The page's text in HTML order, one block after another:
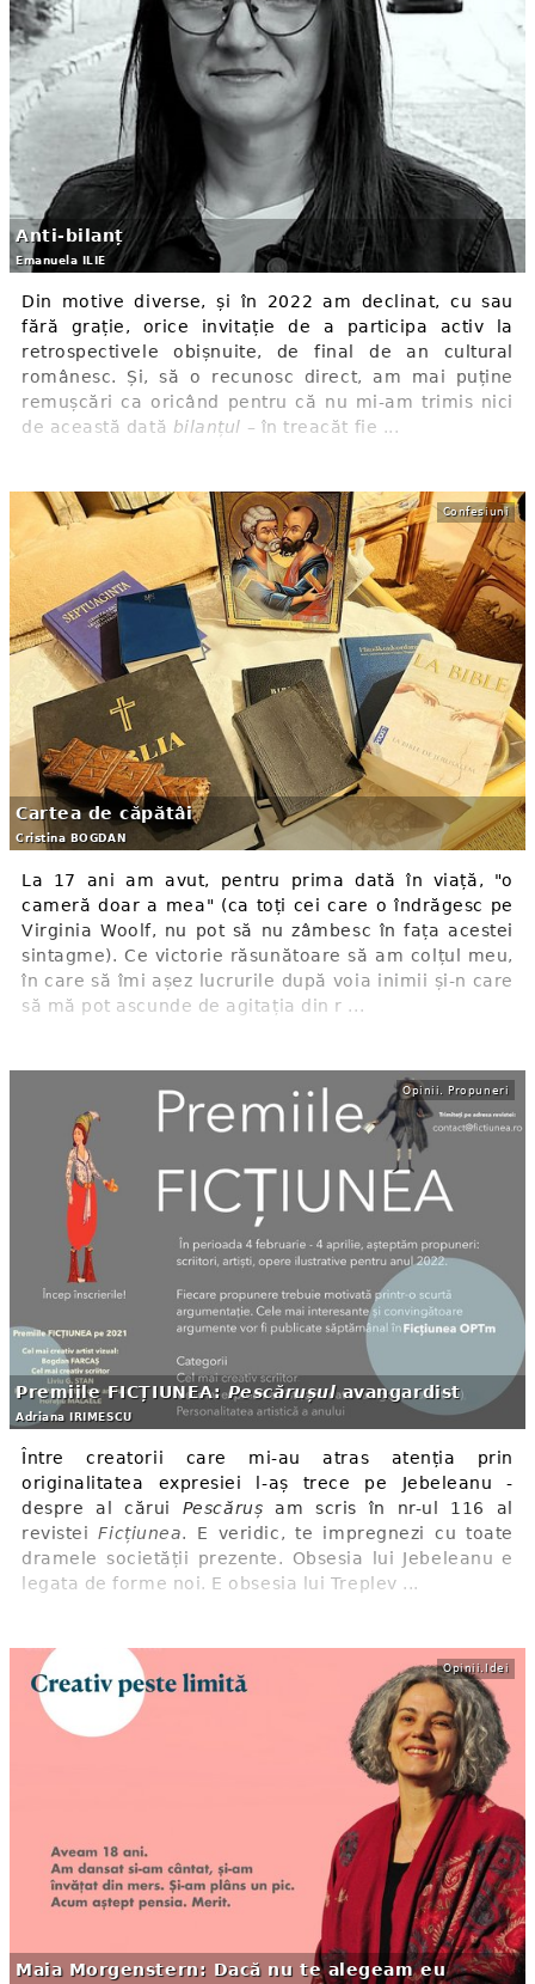
Anti-bilanț
Emanuela ILIE
Din motive diverse, și în 2022 am declinat, cu sau
fără grație, orice invitație de a participa activ la
retrospectivele obișnuite, de final de an cultural
românesc. Și, să o recunosc direct, am mai puține
remușcări ca oricând pentru că nu mi-am trimis nici
de această dată bilanțul – în treacăt fie ...
Confesiuni
Cartea de căpătâi
Cristina BOGDAN
La 17 ani am avut, pentru prima dată în viață, "o
cameră doar a mea" (ca toți cei care o îndrăgesc pe
Virginia Woolf, nu pot să nu zâmbesc în fața acestei
sintagme). Ce victorie răsunătoare să am colțul meu,
în care să îmi așez lucrurile după voia inimii și-n care
să mă pot ascunde de agitația din r ...
Opinii. Propuneri
Premiile FICȚIUNEA:Pescărușulavangardist
Adriana IRIMESCU
Între creatorii care mi-au atras atenția prin
originalitatea expresiei l-aș trece pe Jebeleanu -
despre al cărui Pescăruș am scris în nr-ul 116 al
revisteiFicțiunea. E veridic, te impregnezi cu toate
dramele societății prezente. Obsesia lui Jebeleanu e
legata de forme noi. E obsesia lui Treplev ...
Opinii.Idei
Maia Morgenstern: Dacă nu te alegeam eu